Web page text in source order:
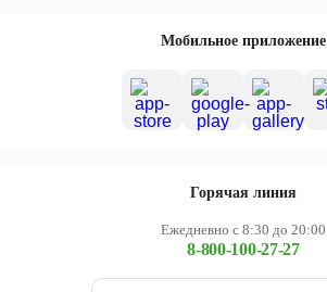
Мобильное приложение
Горячая линия
Ежедневно с 8:30 до 20:00
8-800-100-27-27